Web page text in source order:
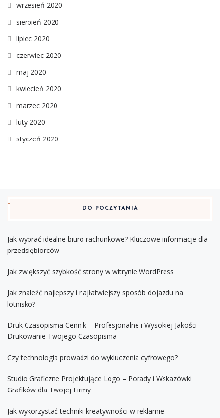
wrzesień 2020
sierpień 2020
lipiec 2020
czerwiec 2020
maj 2020
kwiecień 2020
marzec 2020
luty 2020
styczeń 2020
DO POCZYTANIA
Jak wybrać idealne biuro rachunkowe? Kluczowe informacje dla
przedsiębiorców
Jak zwiększyć szybkość strony w witrynie WordPress
Jak znaleźć najlepszy i najłatwiejszy sposób dojazdu na
lotnisko?
Druk Czasopisma Cennik – Profesjonalne i Wysokiej Jakości
Drukowanie Twojego Czasopisma
Czy technologia prowadzi do wykluczenia cyfrowego?
Studio Graficzne Projektujące Logo – Porady i Wskazówki
Grafików dla Twojej Firmy
Jak wykorzystać techniki kreatywności w reklamie